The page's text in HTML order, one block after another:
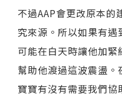
不過AAP會更改原本的
究來源。所以如果有
可能在白天時讓他加緊
幫助他渡過這波震盪。
寶寶有沒有需要我們